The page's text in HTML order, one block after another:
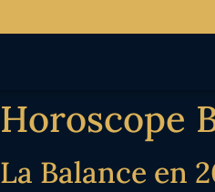
Horoscope
La Balance en